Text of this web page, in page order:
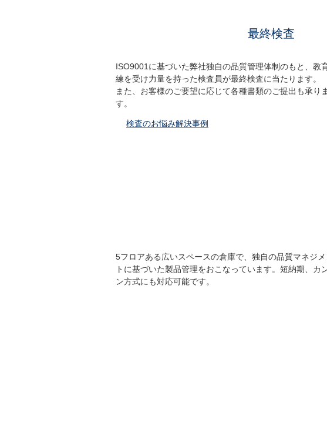
最終検査
ISO9001に基づいた弊社独自の品質管理体制のもと、教
練を受け力量を持った検査員が最終検査に当たります。
また、お客様のご要望に応じて各種書類のご提出も承りま
す。
検査のお悩み解決事例
5フロアある広いスペースの倉庫で、独自の品質マネジメ
トに基づいた製品管理をおこなっています。短納期、カ
ン方式にも対応可能です。